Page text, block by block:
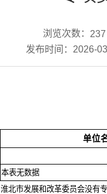
浏览次数： 237
发布时间：2026-
单位
本表无数据
淮北市发展和改革委员会没有